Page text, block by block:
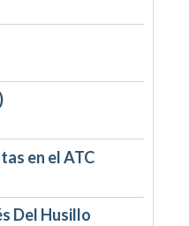
en el ATC
Del Husillo